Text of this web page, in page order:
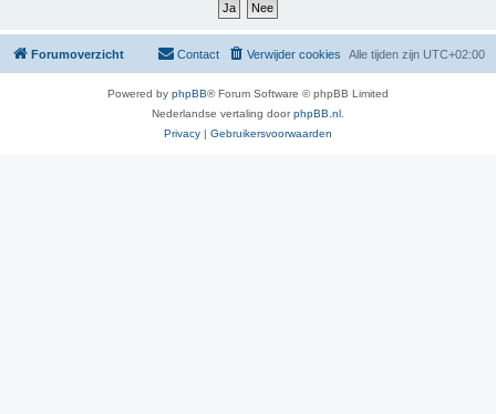
Forumoverzicht Alle tijden zijn UTC+02:00
Verwijder cookies
Contact
Powered by phpBB® Forum Software © phpBB Limited
Nederlandse vertaling doorphpBB.nl
Privacy | Gebruikersvoorwaarden